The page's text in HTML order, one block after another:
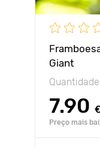
Giant
7.90
Preço mais